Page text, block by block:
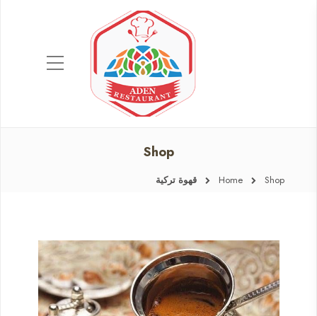
Shop
Home Shop قهوة تركية